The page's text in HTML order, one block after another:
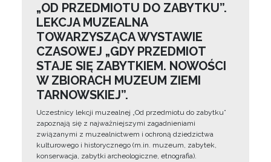
„OD PRZEDMIOTU DO ZABYTKU”.
LEKCJA MUZEALNA
TOWARZYSZĄCA WYSTAWIE
CZASOWEJ „GDY PRZEDMIOT
STAJE SIĘ ZABYTKIEM. NOWOŚCI
W ZBIORACH MUZEUM ZIEMI
TARNOWSKIEJ”.
Uczestnicy lekcji muzealnej „Od przedmiotu do zabytku”
zapoznają się z najważniejszymi zagadnieniami
związanymi z muzealnictwem i ochroną dziedzictwa
kulturowego i historycznego (m.in. muzeum, zabytek,
konserwacja, zabytki archeologiczne, etnografia).